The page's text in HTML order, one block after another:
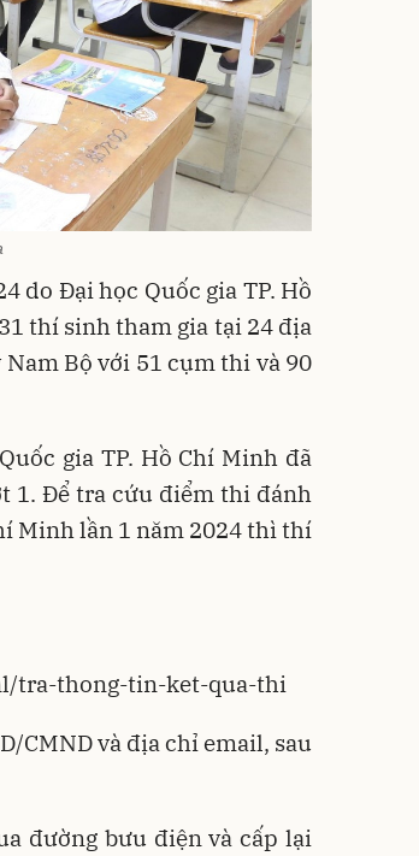
do Đại học Quốc gia TP. Hồ
thí sinh tham gia tại 24 địa
Bộ với 51 cụm thi và 90
gia TP. Hồ Chí Minh đã
1. Để tra cứu điểm thi đánh
Minh lần 1 năm 2024 thì thí
tra-thong-tin-ket-qua-thi
CMND và địa chỉ email, sau
đường bưu điện và cấp lại